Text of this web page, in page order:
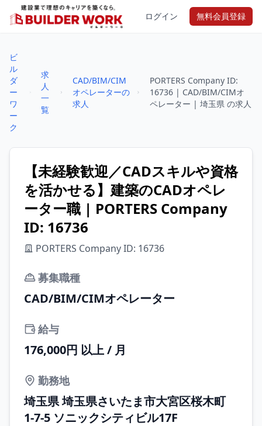
ログイン 無料会員登録
ビ
ル
ダ
ー
ワ
ー
ク
求
人
一
覧
CAD/BIM/CIM
オペレーターの
求人
PORTERS Company ID:
16736 | CAD/BIM/CIMオ
ペレーター | 埼玉県 の求人
【未経験歓迎／CADスキルや資格
を活かせる】建築のCADオペレ
ーター職 | PORTERS Company
ID: 16736
PORTERS Company ID: 16736
募集職種
CAD/BIM/CIMオペレーター
給与
176,000円 以上 / 月
勤務地
埼玉県 埼玉県さいたま市大宮区桜木町
1-7-5 ソニックシティビル17F